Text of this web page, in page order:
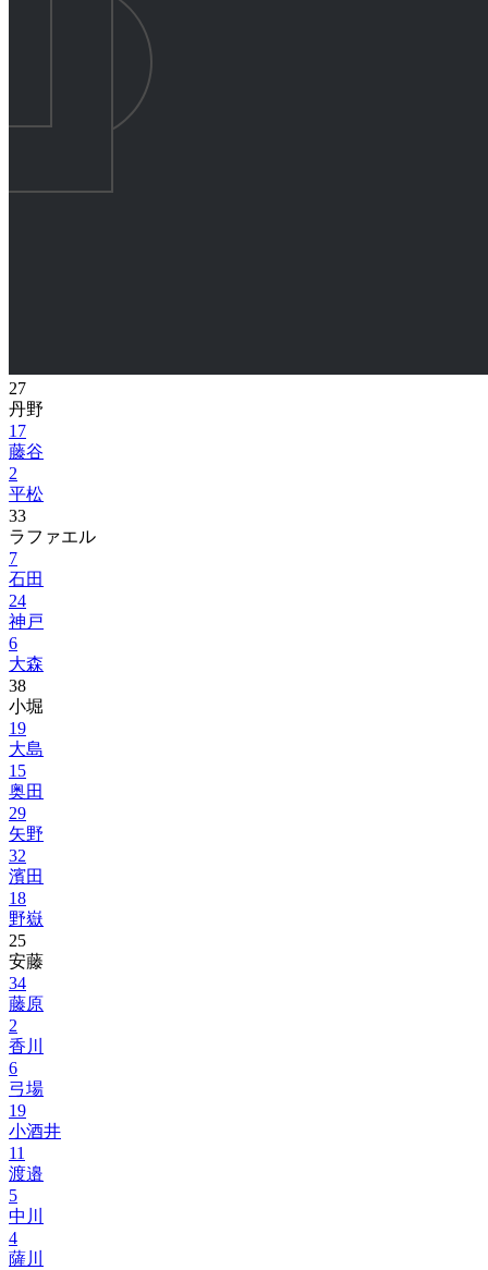
27
丹野
17
藤谷
2
平松
33
ラファエル
7
石田
24
神戸
6
大森
38
小堀
19
大島
15
奥田
29
矢野
32
濱田
18
野嶽
25
安藤
34
藤原
2
香川
6
弓場
19
小酒井
11
渡邉
5
中川
4
薩川